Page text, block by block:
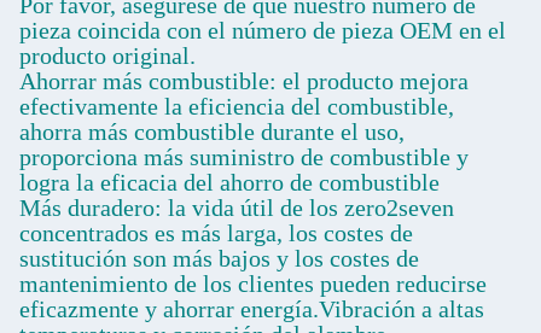
pieza coincida con el número de pieza OEM en el
producto original.
Ahorrar más combustible: el producto mejora
efectivamente la eficiencia del combustible,
ahorra más combustible durante el uso,
proporciona más suministro de combustible y
logra la eficacia del ahorro de combustible
Más duradero: la vida útil de los zero2seven
concentrados es más larga, los costes de
sustitución son más bajos y los costes de
mantenimiento de los clientes pueden reducirse
eficazmente y ahorrar energía.Vibración a altas